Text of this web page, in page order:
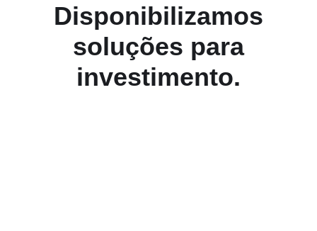
Disponibilizamos
soluções para
investimento.